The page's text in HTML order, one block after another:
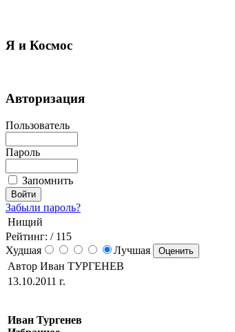
Я и Космос
Авторизация
Пользователь
Пароль
Запомнить
Забыли пароль?
Нищий
Рейтинг: / 115
Худшая
Лучшая
Автор Иван ТУРГЕНЕВ
13.10.2011 г.
Иван Тургенев